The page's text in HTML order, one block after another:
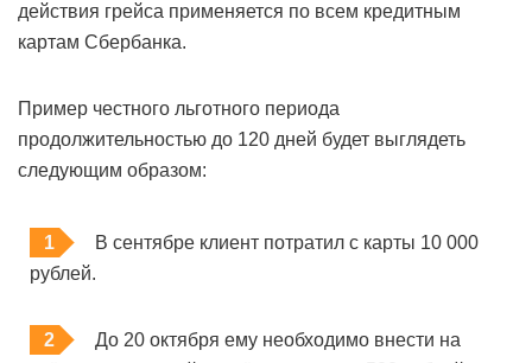
действия грейса применяется по всем кредитным
картам Сбербанка.
Пример честного льготного периода
продолжительностью до 120 дней будет выглядеть
следующим образом:
В сентябре клиент потратил с карты 10 000
рублей.
До 20 октября ему необходимо внести на